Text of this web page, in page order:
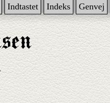
Indtastet Indeks Genvej